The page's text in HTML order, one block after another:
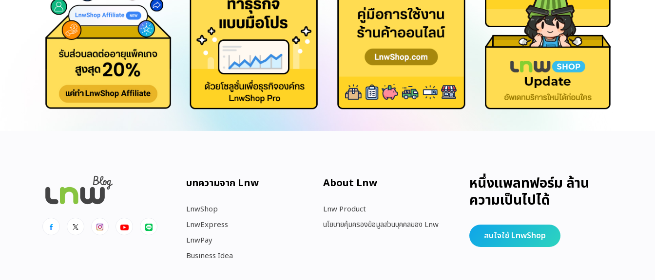
บทความจาก Lnw
LnwShop
LnwExpress
LnwPay
Business Idea
About Lnw​
Lnw Product
นโยบายคุ้มครองข้อมูลส่วนบุคคลของ Lnw
หนึ่งแพลทฟอร์ม ล้าน
ความเป็นไปได้
สนใจใช้ LnwShop